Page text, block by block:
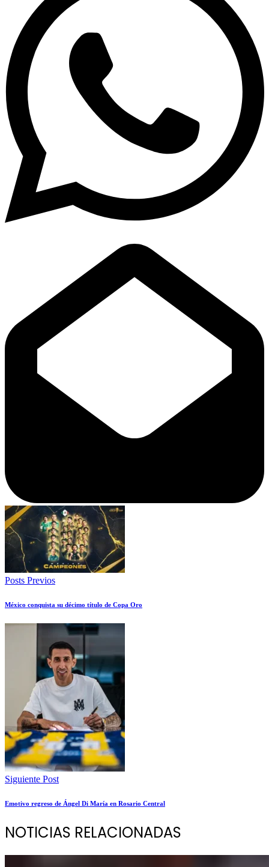
Posts Previos
México conquista su décimo título de Copa Oro
Siguiente Post
Emotivo regreso de Ángel Di María en Rosario Central
NOTICIAS RELACIONADAS